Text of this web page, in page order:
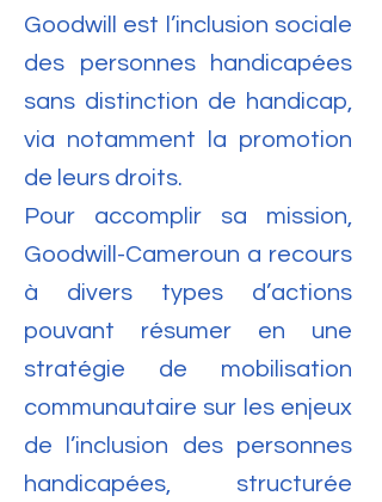
Goodwill est l’inclusion sociale
des personnes handicapées
sans distinction de handicap,
via notamment la promotion
de leurs droits.
Pour accomplir sa mission,
Goodwill-Cameroun a recours
à divers types d’actions
pouvant résumer en une
stratégie de mobilisation
communautaire sur les enjeux
de l’inclusion des personnes
handicapées, structurée